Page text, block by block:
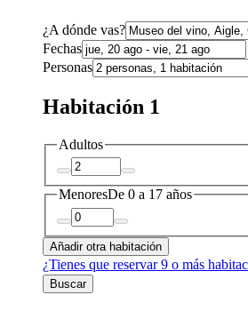
¿A dónde vas?
Fechas
Personas
Habitación 1
Adultos
MenoresDe 0 a 17 años
Añadir otra habitación
¿Tienes que reservar 9 o más
Buscar